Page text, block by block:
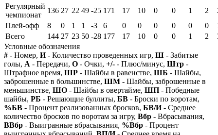
Регулярный
чемпионат
136 27 22 49 -25 171 17 10 0 0 1 2
Плей-офф
8 0 1 1 -3 6 0 0 0 0 0 0
Всего
144 27 23 50 -28 177 17 10 0 0 1 2
Условные обозначения
# - Номер, И- Количество проведенных игр, Ш - Забитые
голы, А - Передачи, О - Очки, +/- - Плюс/минус, Штр -
Штрафное время, ШР - Шайбы в равенстве, ШБ - Шайбы,
заброшенные в большинстве, ШМ - Шайбы, заброшенные в
меньшинстве, ШО - Шайбы в овертайме, ШП - Победные
шайбы, РБ - Решающие буллиты, БВ - Броски по воротам,
%БВ - Процент реализованных бросков, БВ/И- Среднее
количество бросков по воротам за игру, Вбр - Вбрасывания,
ВВбр - Выигранные вбрасывания, %Вбр - Процент